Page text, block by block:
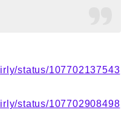
status/107702137543
status/107702908498